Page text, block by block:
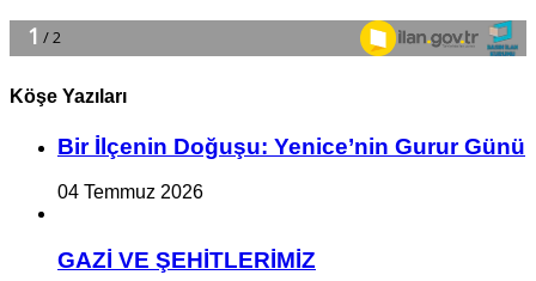
Köşe Yazıları
Bir İlçe­nin Do­ğu­şu: Ye­ni­ce’nin Gurur Günü
04 Temmuz 2026
GAZİ VE ŞEHİTLERİMİZ